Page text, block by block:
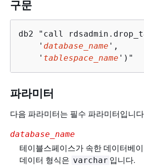
구문
db2 "call
    '
database_name ',
    '
tablespace_name ')"
파라미터
다음 파라미터는 필수 파라미터입니
database_name
테이블스페이스가 속한 데이터베
데이터 형식은 varchar 입니다.